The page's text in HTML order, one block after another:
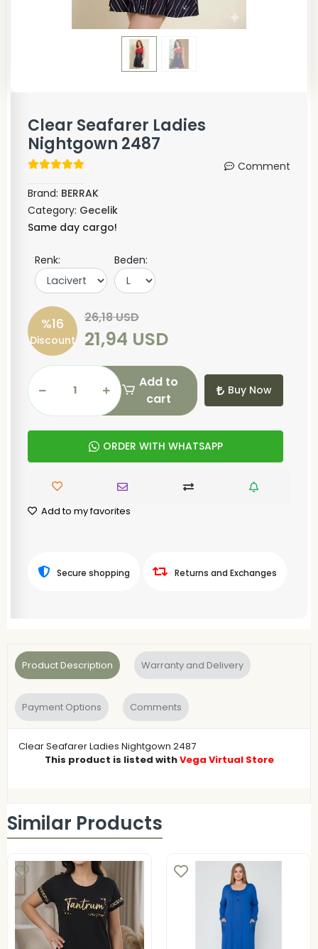
Clear Seafarer Ladies
Nightgown 2487
Comment
Brand: BERRAK
Category: Gecelik
Same day cargo!
Renk: Beden:
%16
Discount
26,18 USD
21,94 USD
Add to
cart
Buy Now
ORDER WITH WHATSAPP
Add to my favorites
Secure shopping Returns and Exchanges
Product Description Warranty and Delivery
Payment Options Comments
Clear Seafarer Ladies Nightgown 2487
This product is listed withVega Virtual Store
Similar Products